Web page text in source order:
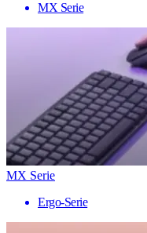
MX Serie
MX Serie
Ergo-Serie